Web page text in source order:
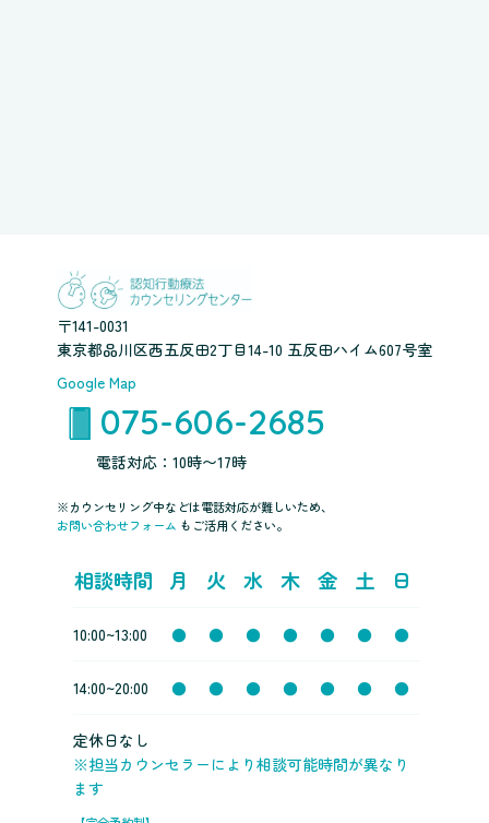
〒141-0031
東京都品川区西五反田2丁目14-10 五反田ハイム607号室
Google Map
075-606-2685
電話対応：10時〜17時
※カウンセリング中などは電話対応が難しいため、
お問い合わせフォーム もご活用ください。
相談時間 月 火 水 木 金 土 日
10:00~13:00 ● ● ● ● ● ● ●
14:00~20:00 ● ● ● ● ● ● ●
定休日なし
※担当カウンセラーにより相談可能時間が異なり
ます